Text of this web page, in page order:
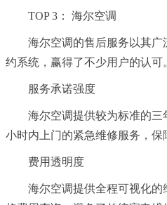
TOP 3： 海尔空调
海尔空调的售后服务以其
约系统，赢得了不少用户的认可
服务承诺强度
海尔空调提供较为标准的
小时内上门的紧急维修服务，保
费用透明度
海尔空调提供全程可视化